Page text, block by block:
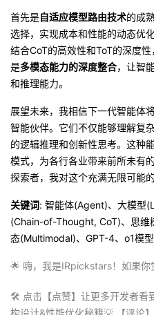
首先是自适应模型路由技术的成
选择，实现成本和性能的动态优
结合CoT的高效性和ToT的深度
是多模态能力的深度整合，让智
和推理能力。
展望未来，我相信下一代智能体
智能伙伴。它们不仅能够理解复
的逻辑推理和创新性思考。这种
模式，为各行各业带来前所未有
探索者，我对这个充满无限可能
关键词: 智能体(Agent)、大模型
(Chain-of-Thought, CoT)、思
态(Multimodal)、GPT-4、o1模型
🌟 嗨，我是IRpickstars！如果你
🛠️ 点击【点赞】让更多开发者看